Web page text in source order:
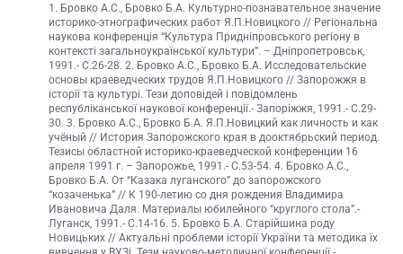
1. Бровко А.С., Бровко Б.А. Культурно-познавательное значение
историко-этнографических работ Я.П.Новицкого // Регіональна
наукова конференція “Культура Придніпровського регіону в
контексті загальноукраїнської культури”. – Дніпропетровськ,
1991.- С.26-28. 2. Бровко А.С., Бровко Б.А. Исследовательские
основы краеведческих трудов Я.П.Новицкого // Запорожжя в
історії та культурі. Тези доповідей і повідомлень
республіканської наукової конференції.- Запоріжжя, 1991.- С.29-
30. 3. Бровко А.С., Бровко Б.А. Я.П.Новицкий как личность и как
учёный // История Запорожского края в дооктябрьский период.
Тезисы областной историко-краеведческой конференции 16
апреля 1991 г. – Запорожье, 1991.- С.53-54. 4. Бровко А.С.,
Бровко Б.А. От “Казака луганского” до запорожского
“козаченька” // К 190-летию со дня рождения Владимира
Ивановича Даля. Материалы юбилейного “круглого стола”.-
Луганск, 1991.- С.14-16. 5. Бровко Б.А. Старійшина роду
Новицьких // Актуальні проблеми історії України та методика їх